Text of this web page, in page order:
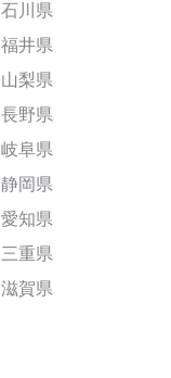
石川県
福井県
山梨県
長野県
岐阜県
静岡県
愛知県
三重県
滋賀県